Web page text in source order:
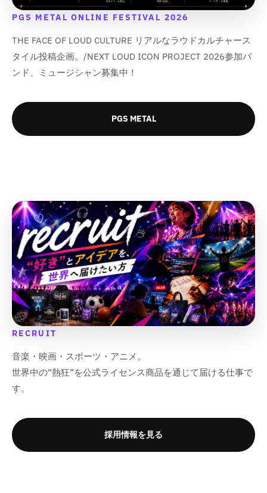
; ; ;
u
c
t
}
の
量
減
u
o
t
;
u
c
t
}
の
量
u
o
t
;
u
c
t
}
量
を
u
o
t
;
u
c
t
}
量
u
o
t
;
PGS METAL ONLINE FESTIVAL 2026
THE FACE OF LOUD CULTURE リアルなラウドカルチャース
タイル投稿企画。/NEXT LOUD ICON PROJECT 2026参加バ
ンド、ミュージシャン募集中！
PGS METAL
RECRUIT
音楽・映画・スポーツ・アニメ。
世界中の“熱狂”を公式ライセンス商品を通じて届ける仕事で
す。
採用情報を見る